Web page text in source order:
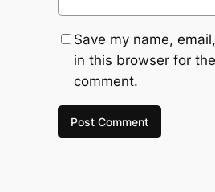
Save my name,
in this browser for
comment.